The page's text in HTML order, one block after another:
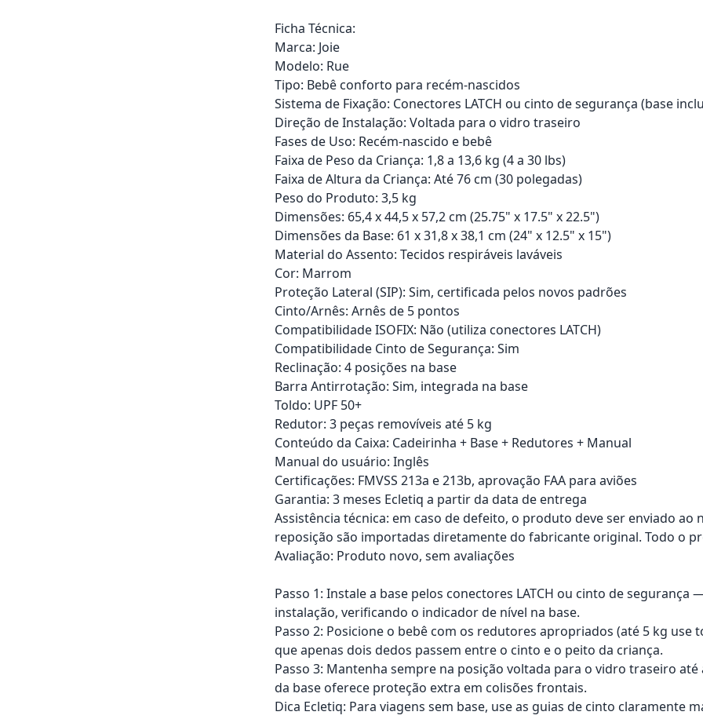
Ficha Técnica:
Marca: Joie
Modelo: Rue
Tipo: Bebê conforto para recém-nascidos
Sistema de Fixação: Conectores LATCH ou cinto de segurança (base
Direção de Instalação: Voltada para o vidro traseiro
Fases de Uso: Recém-nascido e bebê
Faixa de Peso da Criança: 1,8 a 13,6 kg (4 a 30 lbs)
Faixa de Altura da Criança: Até 76 cm (30 polegadas)
Peso do Produto: 3,5 kg
Dimensões: 65,4 x 44,5 x 57,2 cm (25.75" x 17.5" x 22.5")
Dimensões da Base: 61 x 31,8 x 38,1 cm (24" x 12.5" x 15")
Material do Assento: Tecidos respiráveis laváveis
Cor: Marrom
Proteção Lateral (SIP): Sim, certificada pelos novos padrões
Cinto/Arnês: Arnês de 5 pontos
Compatibilidade ISOFIX: Não (utiliza conectores LATCH)
Compatibilidade Cinto de Segurança: Sim
Reclinação: 4 posições na base
Barra Antirrotação: Sim, integrada na base
Toldo: UPF 50+
Redutor: 3 peças removíveis até 5 kg
Conteúdo da Caixa: Cadeirinha + Base + Redutores + Manual
Manual do usuário: Inglês
Certificações: FMVSS 213a e 213b, aprovação FAA para aviões
Garantia: 3 meses Ecletiq a partir da data de entrega
Assistência técnica: em caso de defeito, o produto deve ser enviado
reposição são importadas diretamente do fabricante original. Todo o
Avaliação: Produto novo, sem avaliações
Passo 1: Instale a base pelos conectores LATCH ou cinto de
instalação, verificando o indicador de nível na base.
Passo 2: Posicione o bebê com os redutores apropriados (até 5 kg
que apenas dois dedos passem entre o cinto e o peito da criança.
Passo 3: Mantenha sempre na posição voltada para o vidro traseiro
da base oferece proteção extra em colisões frontais.
Dica Ecletiq: Para viagens sem base, use as guias de cinto